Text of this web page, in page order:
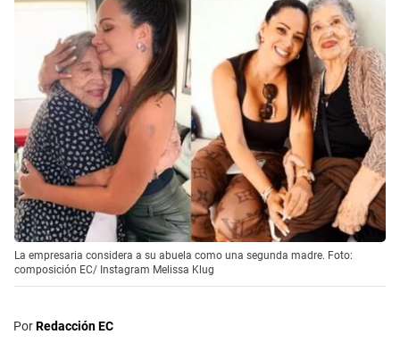
La empresaria considera a su abuela como una segunda madre. Foto:
composición EC/ Instagram Melissa Klug
PorRedacción EC